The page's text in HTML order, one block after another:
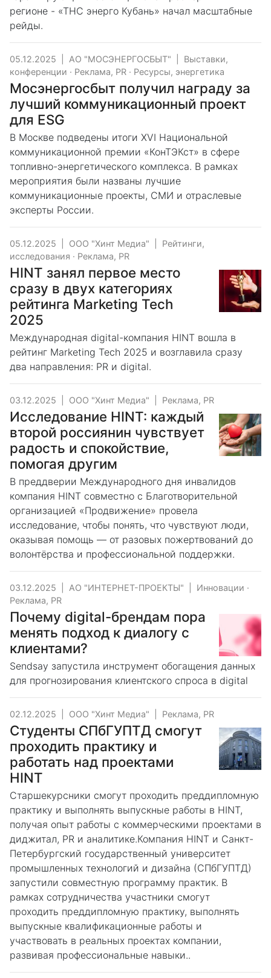
регионе - «ТНС энерго Кубань» начал масштабные
рейды.
05.12.2025 АО "МОСЭНЕРГОСБЫТ"
Выставки,
конференции · Реклама, PR · Ресурсы, энергетика
Мосэнергосбыт получил награду за
лучший коммуникационный проект
для ESG
В Москве подведены итоги XVI Национальной
коммуникационной премии «КонТЭКст» в сфере
топливно-энергетического комплекса. В рамках
мероприятия были названы лучшие
коммуникационные проекты, СМИ и отраслевые
эксперты России.
05.12.2025 ООО "Хинт Медиа"
Рейтинги,
исследования · Реклама, PR
HINT занял первое место
сразу в двух категориях
рейтинга Marketing Tech
2025
Международная digital-компания HINT вошла в
рейтинг Marketing Tech 2025 и возглавила сразу
два направления: PR и digital.
03.12.2025 ООО "Хинт Медиа" Реклама, PR
Исследование HINT: каждый
второй россиянин чувствует
радость и спокойствие,
помогая другим
В преддверии Международного дня инвалидов
компания HINT совместно с Благотворительной
организацией «Продвижение» провела
исследование, чтобы понять, что чувствуют люди,
оказывая помощь — от разовых пожертвований до
волонтёрства и профессиональной поддержки.
03.12.2025 АО "ИНТЕРНЕТ-ПРОЕКТЫ" Инновации ·
Реклама, PR
Почему digital-брендам пора
менять подход к диалогу с
клиентами?
Sendsay запустила инструмент обогащения данных
для прогнозирования клиентского спроса в digital
02.12.2025 ООО "Хинт Медиа" Реклама, PR
Студенты СПбГУПТД смогут
проходить практику и
работать над проектами
HINT
Старшекурсники смогут проходить преддипломную
практику и выполнять выпускные работы в HINT,
получая опыт работы с коммерческими проектами в
диджитал, PR и аналитике.Компания HINT и Санкт-
Петербургский государственный университет
промышленных технологий и дизайна (СПбГУПТД)
запустили совместную программу практик. В
рамках сотрудничества участники смогут
проходить преддипломную практику, выполнять
выпускные квалификационные работы и
участвовать в реальных проектах компании,
развивая профессиональные навыки..